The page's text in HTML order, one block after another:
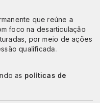
que reúne a
foco na desarticulação
por meio de ações
qualificada.
as políticas de